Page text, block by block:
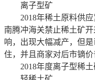
离子型矿
2018年稀土原料供应
南腾冲海关禁止稀土矿
响，出现大幅减产，但
住，并且商家对后市镝价
2018年度离子型稀土矿